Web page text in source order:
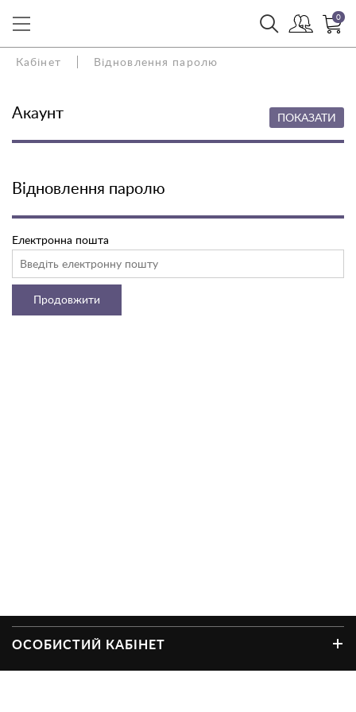
0
Кабінет Відновлення паролю
Акаунт ПОКАЗАТИ
Відновлення паролю
Електронна пошта
Продовжити
ОСОБИСТИЙ КАБІНЕТ